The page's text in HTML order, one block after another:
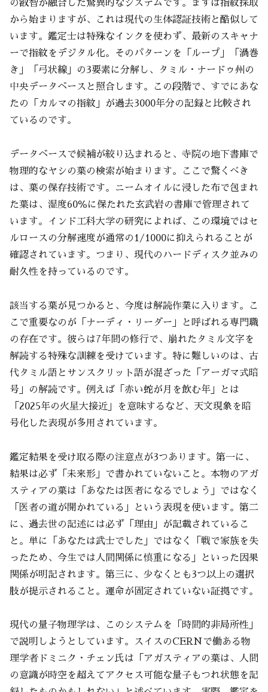
の叡智が融合した驚異的なシステムです。まずは指紋採取
から始まりますが、これは現代の生体認証技術と酷似して
います。鑑定士は特殊なインクを使わず、最新のスキャナ
ーで指紋をデジタル化。そのパターンを「ループ」「渦巻
き」「弓状線」の3要素に分解し、タミル・ナードゥ州の
中央データベースと照合します。この段階で、すでにあな
たの「カルマの指紋」が過去3000年分の記録と比較され
ているのです。
データベースで候補が絞り込まれると、寺院の地下書庫で
物理的なヤシの葉の検索が始まります。ここで驚くべき
は、葉の保存技術です。ニームオイルに浸した布で包まれ
た葉は、湿度60％に保たれた玄武岩の書庫で管理されて
います。インド工科大学の研究によれば、この環境ではセ
ルロースの分解速度が通常の1/1000に抑えられることが
確認されています。つまり、現代のハードディスク並みの
耐久性を持っているのです。
該当する葉が見つかると、今度は解読作業に入ります。こ
こで重要なのが「ナーディ・リーダー」と呼ばれる専門職
の存在です。彼らは7年間の修行で、崩れたタミル文字を
解読する特殊な訓練を受けています。特に難しいのは、古
代タミル語とサンスクリット語が混ざった「アーガマ式暗
号」の解読です。例えば「赤い蛇が月を飲む年」とは
「2025年の火星大接近」を意味するなど、天文現象を暗
号化した表現が多用されています。
鑑定結果を受け取る際の注意点が3つあります。第一に、
結果は必ず「未来形」で書かれていないこと。本物のアガ
スティアの葉は「あなたは医者になるでしょう」ではなく
「医者の道が開かれている」という表現を使います。第二
に、過去世の記述には必ず「理由」が記載されているこ
と。単に「あなたは武士でした」ではなく「戦で家族を失
ったため、今生では人間関係に慎重になる」といった因果
関係が明記されます。第三に、少なくとも3つ以上の選択
肢が提示されること。運命が固定されていない証拠です。
現代の量子物理学は、このシステムを「時間的非局所性」
で説明しようとしています。スイスのCERNで働ある物
理学者ドミニク・チェン氏は「アガスティアの葉は、人間
の意識が時空を超えてアクセス可能な量子もつれ状態を記